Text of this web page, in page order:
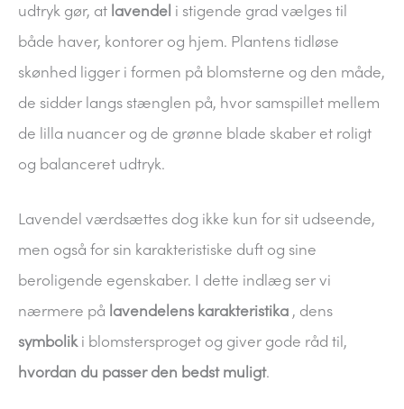
udtryk gør, at lavendel i stigende grad vælges til
både haver, kontorer og hjem. Plantens tidløse
skønhed ligger i formen på blomsterne og den måde,
de sidder langs stænglen på, hvor samspillet mellem
de lilla nuancer og de grønne blade skaber et roligt
og balanceret udtryk.
Lavendel værdsættes dog ikke kun for sit udseende,
men også for sin karakteristiske duft og sine
beroligende egenskaber. I dette indlæg ser vi
nærmere på lavendelens karakteristika , dens
symboliki blomstersproget og giver gode råd til,
hvordan du passer den bedst muligt.